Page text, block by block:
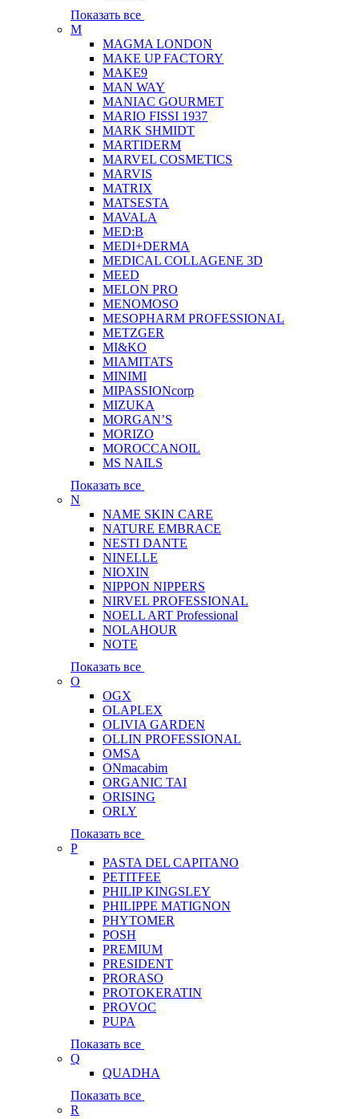
Показать все
M
MAGMA LONDON
MAKE UP FACTORY
MAKE9
MAN WAY
MANIAC GOURMET
MARIO FISSI 1937
MARK SHMIDT
MARTIDERM
MARVEL COSMETICS
MARVIS
MATRIX
MATSESTA
MAVALA
MED:B
MEDI+DERMA
MEDICAL COLLAGENE 3D
MEED
MELON PRO
MENOMOSO
MESOPHARM PROFESSIONAL
METZGER
MI&KO
MIAMITATS
MINIMI
MIPASSIONcorp
MIZUKA
MORGAN’S
MORIZO
MOROCCANOIL
MS NAILS
Показать все
N
NAME SKIN CARE
NATURE EMBRACE
NESTI DANTE
NINELLE
NIOXIN
NIPPON NIPPERS
NIRVEL PROFESSIONAL
NOELL ART Professional
NOLAHOUR
NOTE
Показать все
O
OGX
OLAPLEX
OLIVIA GARDEN
OLLIN PROFESSIONAL
OMSA
ONmacabim
ORGANIC TAI
ORISING
ORLY
Показать все
P
PASTA DEL CAPITANO
PETITFEE
PHILIP KINGSLEY
PHILIPPE MATIGNON
PHYTOMER
POSH
PREMIUM
PRESIDENT
PRORASO
PROTOKERATIN
PROVOC
PUPA
Показать все
Q
QUADHA
Показать все
R